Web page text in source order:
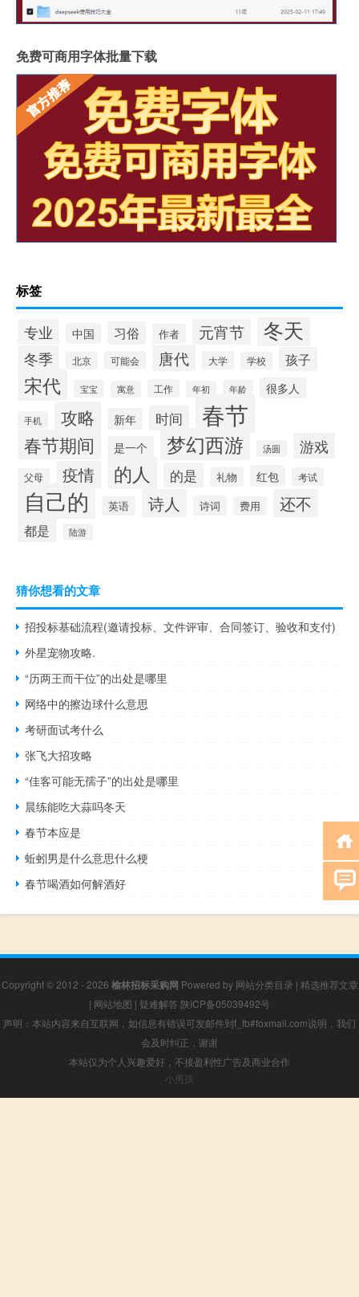
免费可商用字体批量下载
标签
专业 中国 习俗 作者 元宵节 冬天
冬季 北京 可能会 唐代 大学 学校 孩子
宋代 宝宝 寓意 工作 年初 年龄 很多人
手机 攻略 新年 时间 春节
春节期间 是一个 梦幻西游 汤圆 游戏
父母 疫情 的人 的是 礼物 红包 考试
自己的 英语 诗人 诗词 费用 还不
都是 陆游
猜你想看的文章
招投标基础流程(邀请投标、文件评审、合同签订、验收和支付)
外星宠物攻略.
“历两王而干位”的出处是哪里
网络中的擦边球什么意思
考研面试考什么
张飞大招攻略
“佳客可能无孺子”的出处是哪里
晨练能吃大蒜吗冬天
春节本应是
蚯蚓男是什么意思什么梗
春节喝酒如何解酒好
Copyright © 2012 - 2026 榆林招标采购网 Powered by 网站分类目录 | 精选推荐文章
| 网站地图 | 疑难解答 陕ICP备05039492号
声明：本站内容来自互联网，如信息有错误可发邮件到f_fb#foxmail.com说明，我们
会及时纠正，谢谢
本站仅为个人兴趣爱好，不接盈利性广告及商业合作
小男孩